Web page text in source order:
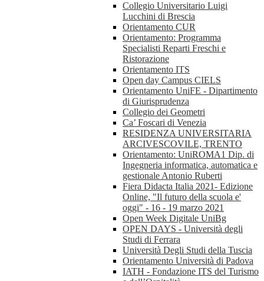
Collegio Universitario Luigi
Lucchini di Brescia
Orientamento CUR
Orientamento: Programma
Specialisti Reparti Freschi e
Ristorazione
Orientamento ITS
Open day Campus CIELS
Orientamento UniFE - Dipartimento
di Giurisprudenza
Collegio dei Geometri
Ca’ Foscari di Venezia
RESIDENZA UNIVERSITARIA
ARCIVESCOVILE, TRENTO
Orientamento: UniROMA1 Dip. di
Ingegneria informatica, automatica e
gestionale Antonio Ruberti
Fiera Didacta Italia 2021- Edizione
Online, "Il futuro della scuola e'
oggi" - 16 - 19 marzo 2021
Open Week Digitale UniBg
OPEN DAYS - Università degli
Studi di Ferrara
Università Degli Studi della Tuscia
Orientamento Università di Padova
IATH - Fondazione ITS del Turismo